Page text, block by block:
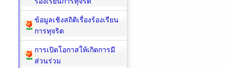
ข้อมูลเชิงสถิติเรื่องร้องเรียน
การทุจริต
การเปิดโอกาสให้เกิดการมี
ส่วนร่วม